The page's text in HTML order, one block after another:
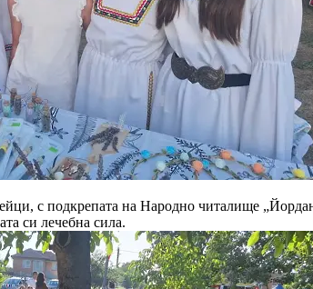
с подкрепата на Народно читалище
си лечебна сила.